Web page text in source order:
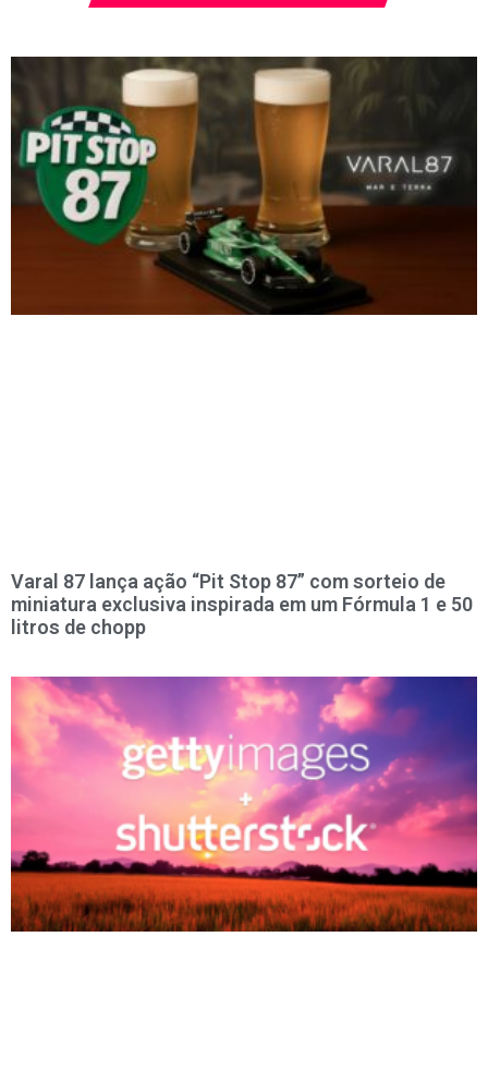
Varal 87 lança ação “Pit Stop 87” com sorteio de
miniatura exclusiva inspirada em um Fórmula 1 e 50
litros de chopp